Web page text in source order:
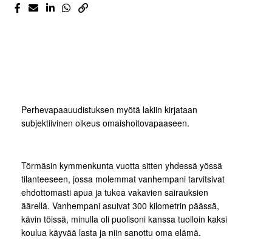
Perhevapaauudistuksen myötä lakiin kirjataan
subjektiivinen oikeus omaishoitovapaaseen.
Törmäsin kymmenkunta vuotta sitten yhdessä yössä
tilanteeseen, jossa molemmat vanhempani tarvitsivat
ehdottomasti apua ja tukea vakavien sairauksien
äärellä. Vanhempani asuivat 300 kilometrin päässä,
kävin töissä, minulla oli puolisoni kanssa tuolloin kaksi
koulua käyvää lasta ja niin sanottu oma elämä.